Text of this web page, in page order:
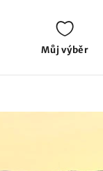
Můj výběr